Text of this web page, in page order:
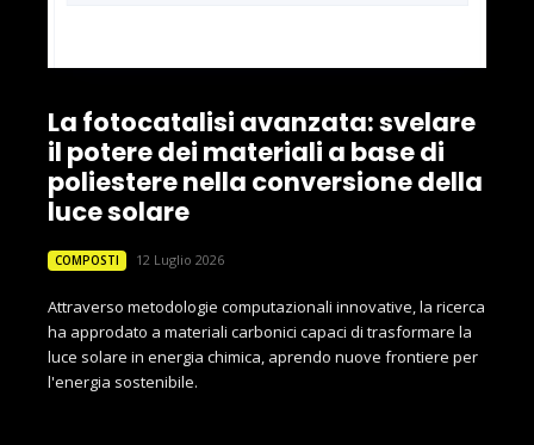
La fotocatalisi avanzata: svelare
il potere dei materiali a base di
poliestere nella conversione della
luce solare
COMPOSTI 12 Luglio 2026
Attraverso metodologie computazionali innovative, la ricerca
ha approdato a materiali carbonici capaci di trasformare la
luce solare in energia chimica, aprendo nuove frontiere per
l'energia sostenibile.